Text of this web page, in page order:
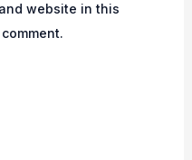
website in this